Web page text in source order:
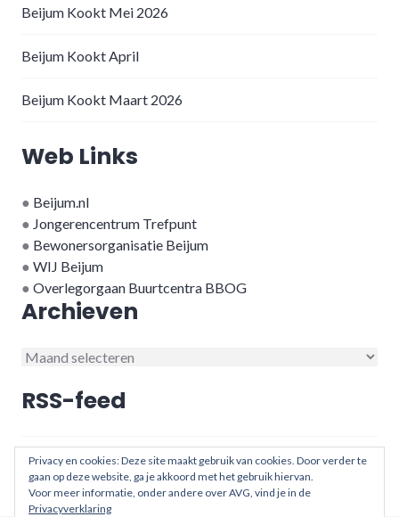
Beijum Kookt Mei 2026
Beijum Kookt April
Beijum Kookt Maart 2026
Web Links
● Beijum.nl
● Jongerencentrum Trefpunt
● Bewonersorganisatie Beijum
● WIJ Beijum
● Overlegorgaan Buurtcentra BBOG
Archieven
Archieven
RSS-feed
RSS - berichten
Privacy en cookies: Deze site maakt gebruik van cookies. Door verder te
gaan op deze website, ga je akkoord met het gebruik hiervan.
Voor meer informatie, onder andere over AVG, vind je in de
Privacyverklaring